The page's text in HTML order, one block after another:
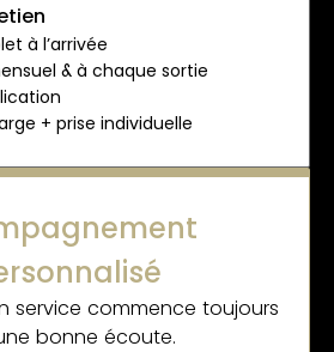
à l’arrivée
& à chaque sortie
+ prise individuelle
service commence toujours
bonne écoute.